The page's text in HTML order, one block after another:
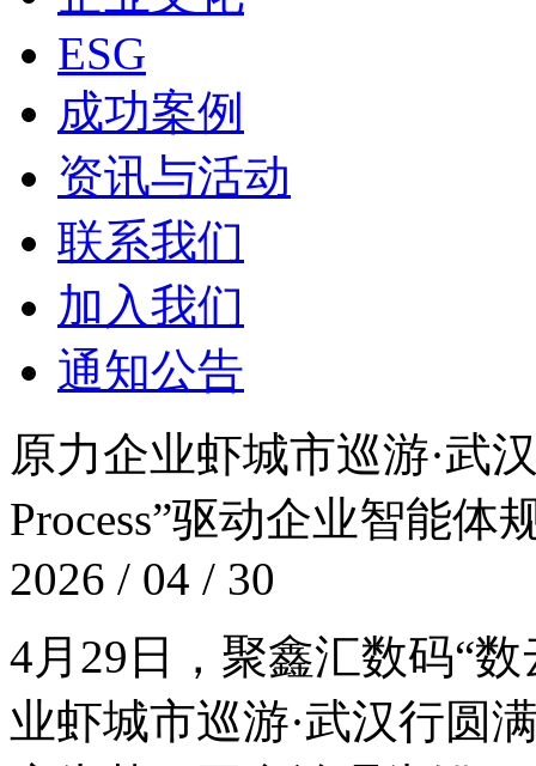
ESG
成功案例
资讯与活动
联系我们
加入我们
通知公告
原力企业虾城市巡游·武
Process”驱动企业智能体
2026 / 04 / 30
4月29日，聚鑫汇数码
业虾城市巡游·武汉行圆